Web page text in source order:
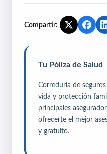
Compartir:
Tu Póliza de Salud
Correduría de
vida y protección
principales
ofrecerte el mejor
y gratuito.